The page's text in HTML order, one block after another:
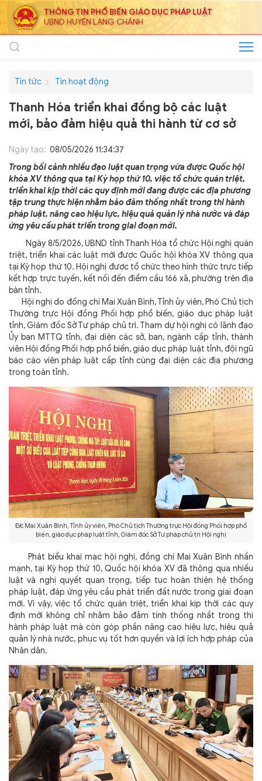
THÔNG TIN PHỔ BIẾN GIÁO DỤC PHÁP LUẬT
UBND HUYỆN LANG CHÁNH
Tin tức Tin hoạt động
Thanh Hóa triển khai đồng bộ các luật
mới, bảo đảm hiệu quả thi hành từ cơ sở
Ngày tạo: 08/05/2026 11:34:37
Trong bối cảnh nhiều đạo luật quan trọng vừa được Quốc hội
khóa XV thông qua tại Kỳ họp thứ 10, việc tổ chức quán triệt,
triển khai kịp thời các quy định mới đang được các địa phương
tập trung thực hiện nhằm bảo đảm thống nhất trong thi hành
pháp luật, nâng cao hiệu lực, hiệu quả quản lý nhà nước và đáp
ứng yêu cầu phát triển trong giai đoạn mới.
Ngày 8/5/2026, UBND tỉnh Thanh Hóa tổ chức Hội nghị quán
triệt, triển khai các luật mới được Quốc hội khóa XV thông qua
tại Kỳ họp thứ 10. Hội nghị được tổ chức theo hình thức trực tiếp
kết hợp trực tuyến, kết nối đến điểm cầu 166 xã, phường trên địa
bàn tỉnh.
Hội nghị do đồng chí Mai Xuân Bình, Tỉnh ủy viên, Phó Chủ tịch
Thường trực Hội đồng Phối hợp phổ biến, giáo dục pháp luật
tỉnh, Giám đốc Sở Tư pháp chủ trì. Tham dự hội nghị có lãnh đạo
Ủy ban MTTQ tỉnh, đại diện các sở, ban, ngành cấp tỉnh, thành
viên Hội đồng Phối hợp phổ biến, giáo dục pháp luật tỉnh, đội ngũ
báo cáo viên pháp luật cấp tỉnh cùng đại diện các địa phương
trong toàn tỉnh.
Đ/c Mai Xuân Bình, Tỉnh ủy viên, Phó Chủ tịch Thường trực Hội đồng Phối hợp phổ
biến, giáo dục pháp luật tỉnh, Giám đốc Sở Tư pháp chủ trì Hội nghị
Phát biểu khai mạc hội nghị, đồng chí Mai Xuân Bình nhấn
mạnh, tại Kỳ họp thứ 10, Quốc hội khóa XV đã thông qua nhiều
luật và nghị quyết quan trọng, tiếp tục hoàn thiện hệ thống
pháp luật, đáp ứng yêu cầu phát triển đất nước trong giai đoạn
mới. Vì vậy, việc tổ chức quán triệt, triển khai kịp thời các quy
định mới không chỉ nhằm bảo đảm tính thống nhất trong thi
hành pháp luật mà còn góp phần nâng cao hiệu lực, hiệu quả
quản lý nhà nước, phục vụ tốt hơn quyền và lợi ích hợp pháp của
Nhân dân.